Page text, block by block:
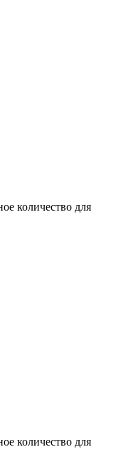
количество для
количество для